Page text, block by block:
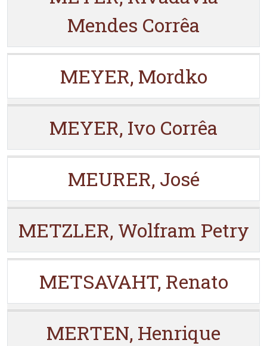
Mendes Corrêa
MEYER, Mordko
MEYER, Ivo Corrêa
MEURER, José
METZLER, Wolfram Petry
METSAVAHT, Renato
MERTEN, Henrique